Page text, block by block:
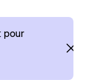
pour